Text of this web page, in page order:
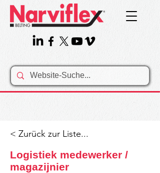
< Zurück zur Liste...
Logistiek medewerker /
magazijnier